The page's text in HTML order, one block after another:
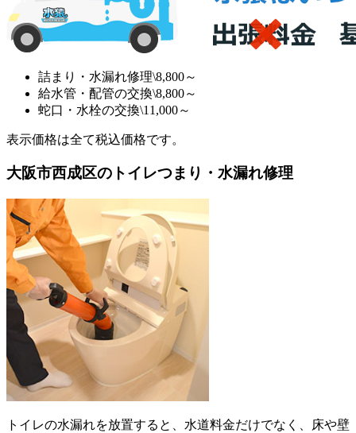
詰まり・水漏れ修理\8,800～
給水管・配管の交換\8,800～
蛇口・水栓の交換\11,000～
表示価格は全て税込価格です。
大阪市西成区のトイレつまり・水漏れ修理
トイレの水漏れを放置すると、水道料金だけでなく、床や壁